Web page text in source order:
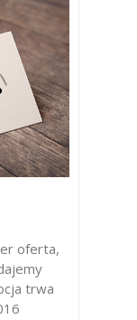
oferta,
trwa